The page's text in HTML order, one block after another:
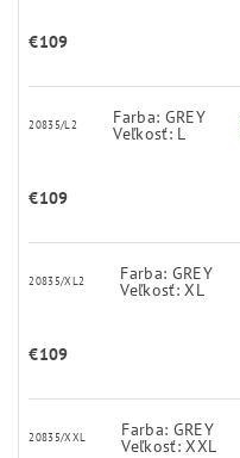
€109
20835/L2 Farba: GREY
Veľkosť: L
€109
20835/XL2 Farba: GREY
Veľkosť: XL
€109
20835/XXL Farba: GREY
Veľkosť: XXL